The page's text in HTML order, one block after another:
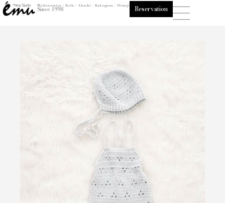
内
容
Nishinomiya / Kobe / Akashi / Kakogawa / Himeji
Since 1998 Reservation